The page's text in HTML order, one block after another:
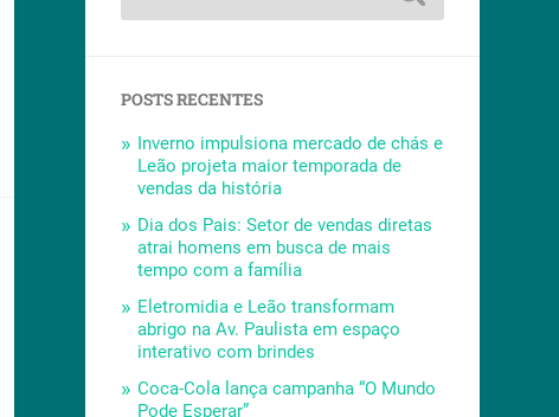
POSTS RECENTES
Inverno impulsiona mercado de chás e
Leão projeta maior temporada de
vendas da história
Dia dos Pais: Setor de vendas diretas
atrai homens em busca de mais
tempo com a família
Eletromidia e Leão transformam
abrigo na Av. Paulista em espaço
interativo com brindes
Coca-Cola lança campanha “O Mundo
Pode Esperar”